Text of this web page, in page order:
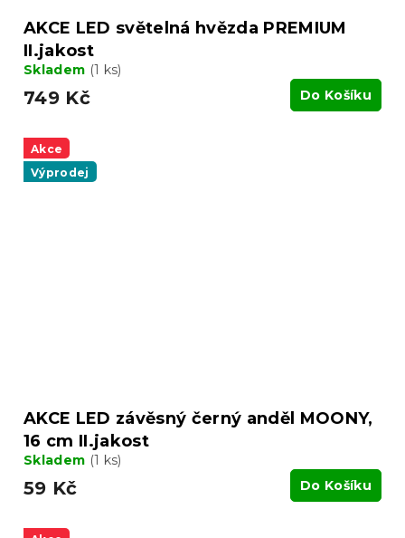
AKCE LED světelná hvězda PREMIUM
II.jakost
Skladem (1 ks)
749 Kč Do Košíku
Akce
Výprodej
AKCE LED závěsný černý anděl MOONY,
16 cm II.jakost
Skladem (1 ks)
59 Kč Do Košíku